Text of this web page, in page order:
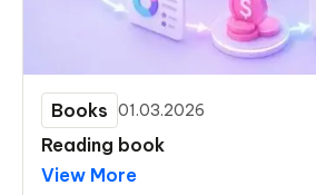
Reading book
Books 01.03.2026
View More